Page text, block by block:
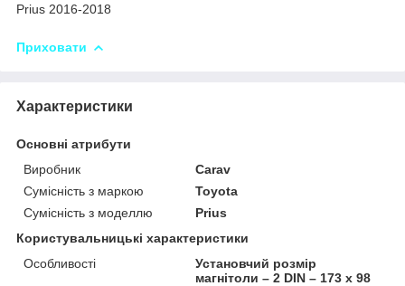
Prius 2016-2018
Приховати
Характеристики
Основні атрибути
Виробник
Carav
Сумісність з маркою
Toyota
Сумісність з моделлю
Prius
Користувальницькі характеристики
Особливості
Установчий розмір
магнітоли – 2 DIN – 173 x 98